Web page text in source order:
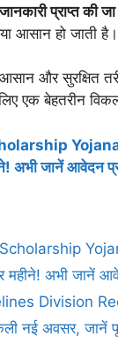
प्राप्त की
आसान हो जाती है।
और सुरक्षित
एक बेहतरीन
Yojana:
अभी जानें आवेदन
अभी जानें
Division
नई अवसर, जानें